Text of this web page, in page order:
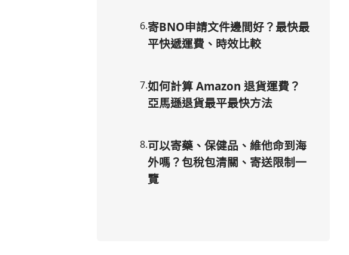
6.寄BNO申請文件邊間好？最快最
平快遞運費、時效比較
7.如何計算 Amazon 退貨運費？
亞馬遜退貨最平最快方法
8.可以寄藥、保健品、維他命到海
外嗎？包稅包清關、寄送限制一
覽